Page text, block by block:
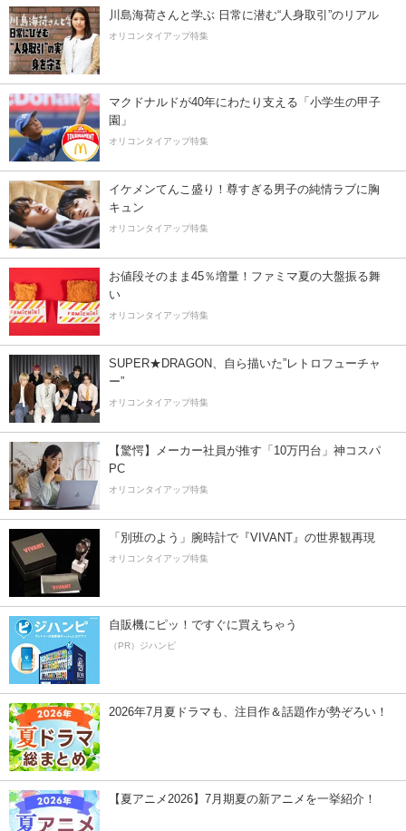
川島海荷さんと学ぶ 日常に潜む“人身取引”のリアル
オリコンタイアップ特集
マクドナルドが40年にわたり支える「小学生の甲子
園」
オリコンタイアップ特集
イケメンてんこ盛り！尊すぎる男子の純情ラブに胸
キュン
オリコンタイアップ特集
お値段そのまま45％増量！ファミマ夏の大盤振る舞
い
オリコンタイアップ特集
SUPER★DRAGON、自ら描いた”レトロフューチャ
ー”
オリコンタイアップ特集
【驚愕】メーカー社員が推す「10万円台」神コスパ
PC
オリコンタイアップ特集
「別班のよう」腕時計で『VIVANT』の世界観再現
オリコンタイアップ特集
自販機にピッ！ですぐに買えちゃう
（PR）ジハンピ
2026年7月夏ドラマも、注目作＆話題作が勢ぞろい！
【夏アニメ2026】7月期夏の新アニメを一挙紹介！